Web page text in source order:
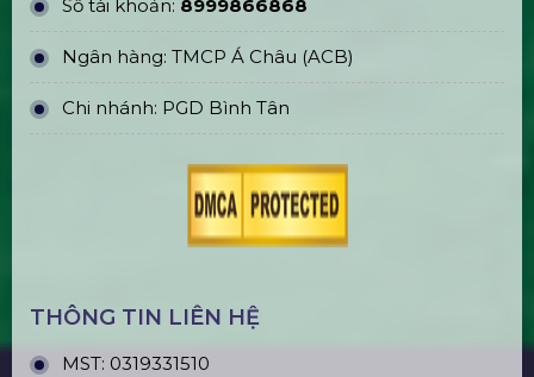
Số tài khoản: 8999866868
Ngân hàng: TMCP Á Châu (ACB)
Chi nhánh: PGD Bình Tân
THÔNG TIN LIÊN HỆ
MST: 0319331510